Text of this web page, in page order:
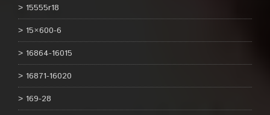
15555r18
15×600-6
16864-16015
16871-16020
169-28